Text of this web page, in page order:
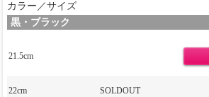
カラー／サイズ
黒・ブラック
21.5cm
22cm SOLDOUT